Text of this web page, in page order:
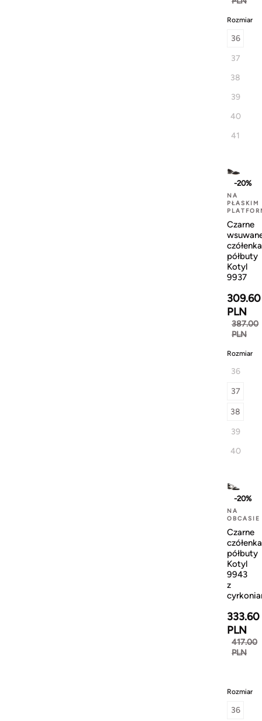
Rozmiar
36
37
38
39
40
41
-20%
NA
PŁASKIM
Czarne
czółenka
półbuty
Kotyl
9937
309.60
PLN
387.00
PLN
Rozmiar
36
37
38
39
40
-20%
NA
OBCASIE
Czarne
czółenka
półbuty
Kotyl
9943
z
333.60
PLN
417.00
PLN
Rozmiar
36